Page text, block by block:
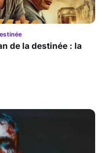
de la destinée : la